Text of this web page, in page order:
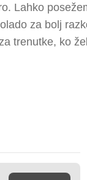
Lahko
za bolj
trenutke, ko